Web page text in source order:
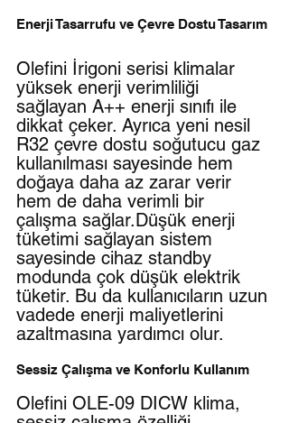
Enerji Tasarrufu ve Çevre Dostu Tasarım
Olefini İrigoni serisi klimalar
yüksek enerji verimliliği
sağlayan A++ enerji sınıfı ile
dikkat çeker. Ayrıca yeni nesil
R32 çevre dostu soğutucu gaz
kullanılması sayesinde hem
doğaya daha az zarar verir
hem de daha verimli bir
çalışma sağlar.Düşük enerji
tüketimi sağlayan sistem
sayesinde cihaz standby
modunda çok düşük elektrik
tüketir. Bu da kullanıcıların uzun
vadede enerji maliyetlerini
azaltmasına yardımcı olur.
Sessiz Çalışma ve Konforlu Kullanım
Olefini OLE-09 DICW klima,